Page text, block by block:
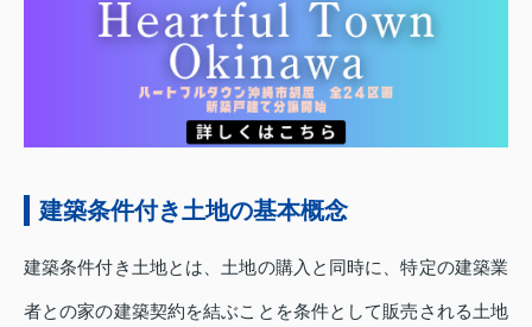
建築条件付き土地の基本概念
建築条件付き土地とは、土地の購入と同時に、特定の建築業
者との家の建築契約を結ぶことを条件として販売される土地